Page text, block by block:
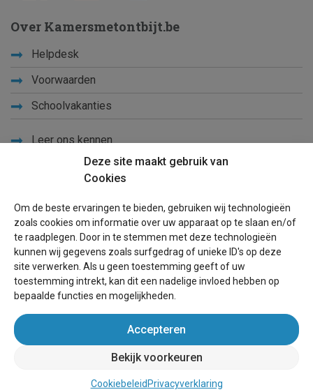
Deze site maakt gebruik van
Cookies
Om de beste ervaringen te bieden, gebruiken wij technologieën
zoals cookies om informatie over uw apparaat op te slaan en/of
te raadplegen. Door in te stemmen met deze technologieën
kunnen wij gegevens zoals surfgedrag of unieke ID's op deze
site verwerken. Als u geen toestemming geeft of uw
toestemming intrekt, kan dit een nadelige invloed hebben op
bepaalde functies en mogelijkheden.
Accepteren
Bekijk voorkeuren
Cookiebeleid Privacyverklaring
Over Kamersmetontbijt.be
Helpdesk
Voorwaarden
Schoolvakanties
Leer ons kennen
Sitemap
Blog
Voor eigenaren
wereldvakantiehuis.be(vakantiehuizen wereldwijd)